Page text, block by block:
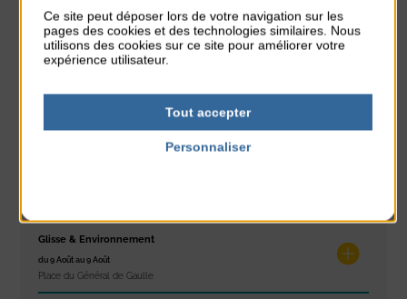
du 3 Août au 7 Août
Plage du passous
Glisse & Environnement
du 9 Août au 9 Août
Place du Général de Gaulle
Ce site peut déposer lors de votre navigation sur les
pages des cookies et des technologies similaires. Nous
utilisons des cookies sur ce site pour améliorer votre
expérience utilisateur.
Tout accepter
Personnaliser